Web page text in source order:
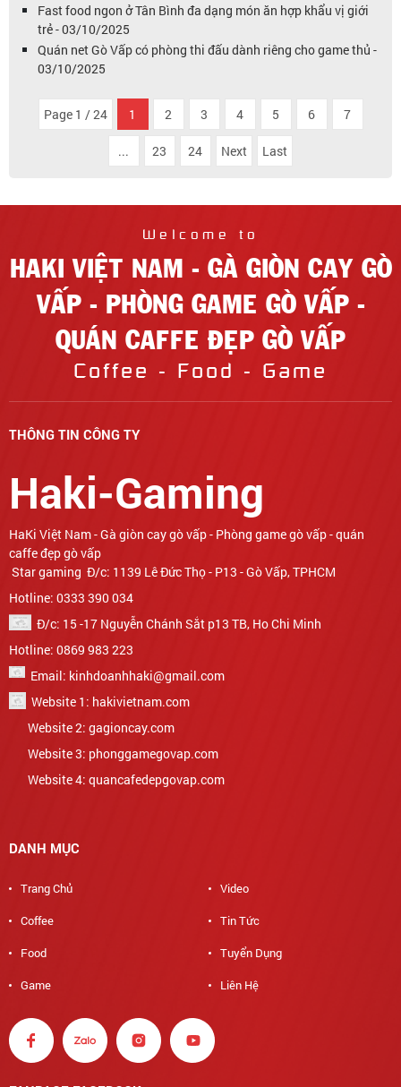
Fast food ngon ở Tân Bình đa dạng món ăn hợp khẩu vị giới
trẻ - 03/10/2025
Quán net Gò Vấp có phòng thi đấu dành riêng cho game thủ -
03/10/2025
Page 1 / 24 1 2 3 4 5 6 7
... 23 24 Next Last
Welcome to
HAKI VIỆT NAM - GÀ GIÒN CAY GÒ
VẤP - PHÒNG GAME GÒ VẤP -
QUÁN CAFFE ĐẸP GÒ VẤP
Coffee - Food - Game
THÔNG TIN CÔNG TY
Haki-Gaming
Star gaming Đ/c: 1139 Lê Đức Thọ - P13 - Gò Vấp, TPHCM
Hotline: 0333 390 034
Đ/c: 15 -17 Nguyễn Chánh Sắt p13 TB, Ho Chi Minh
Hotline: 0869 983 223
Email: kinhdoanhhaki@gmail.com
Website 1: hakivietnam.com
Website 2: gagioncay.com
Website 3: phonggamegovap.com
Website 4: quancafedepgovap.com
DANH MỤC
Trang Chủ
Video
Coffee
Tin Tức
Food
Tuyển Dụng
Game
Liên Hệ